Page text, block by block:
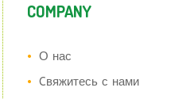
COMPANY
О нас
Cвяжитесь с нами